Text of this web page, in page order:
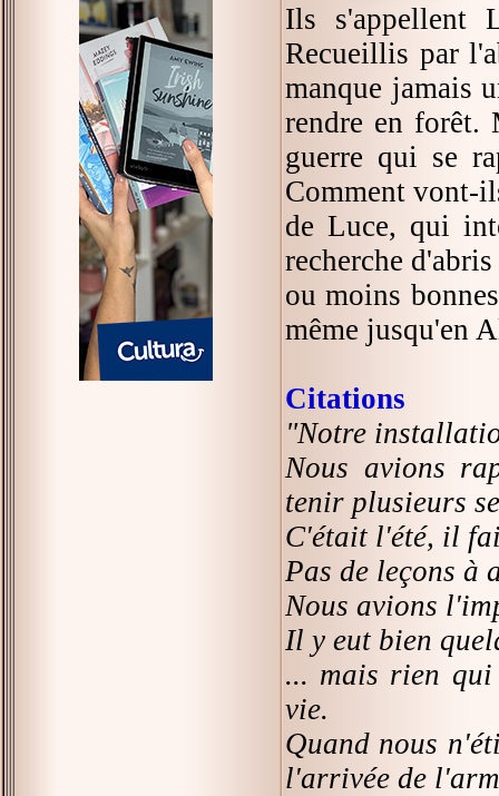
Ils s'appellent
Recueillis par
manque jamais
rendre en forêt.
guerre qui se
Comment vont-
de Luce, qui
recherche
ou moins
même jusqu'en
Citations
"Notre
Nous avions
tenir plusieurs
C'était l'été, il
Pas de leçons à
Nous avions
Il y eut bien
... mais rien
vie.
Quand nous
l'arrivée de